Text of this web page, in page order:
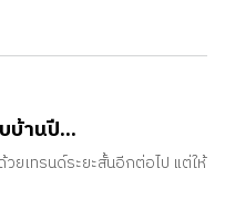
บ้านปี...
ยเทรนด์ระยะสั้นอีกต่อไป แต่ให้